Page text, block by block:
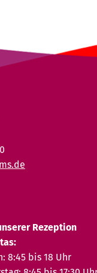
Rezeption
8:45 bis 18 Uhr